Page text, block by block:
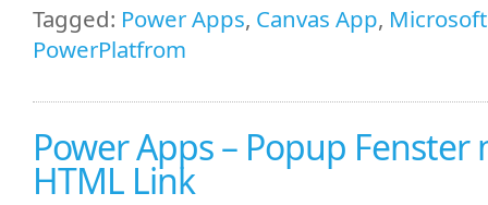
Tagged: Power Apps, Canvas App,
PowerPlatfrom
Power Apps – Popup Fenster
HTML Link